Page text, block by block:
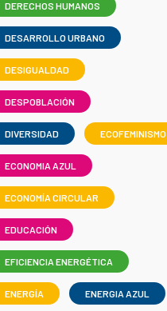
DERECHOS HUMANOS
DESARROLLO URBANO
DESIGUALDAD
DESPOBLACIÓN
DIVERSIDAD ECOFEMINISMO
ECONOMIA AZUL
ECONOMÍA CIRCULAR
EDUCACIÓN
EFICIENCIA ENERGÉTICA
ENERGÍA ENERGIA AZUL